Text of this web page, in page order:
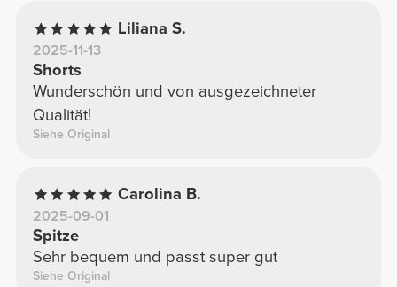
Liliana S.
2025-11-13
Shorts
Wunderschön und von ausgezeichneter
Qualität!
Siehe Original
Carolina B.
2025-09-01
Spitze
Sehr bequem und passt super gut
Siehe Original